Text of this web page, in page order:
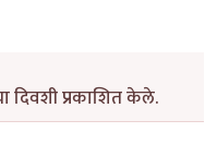
दिवशी प्रकाशित केले.